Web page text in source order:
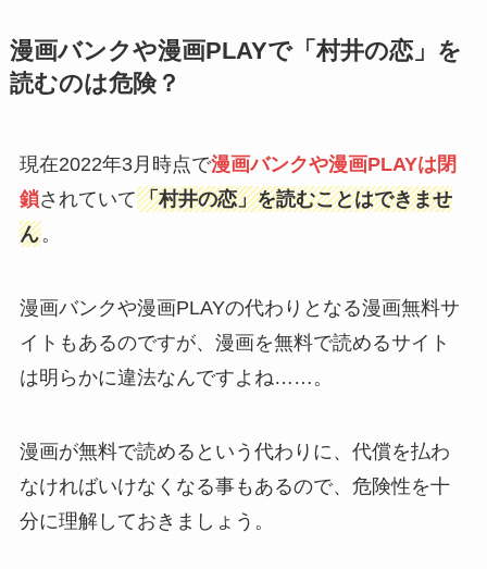
漫画バンクや漫画PLAYで「村井の恋」を
読むのは危険？
現在2022年3月時点で漫画バンクや漫画PLAYは閉
鎖されていて「村井の恋」を読むことはできませ
ん。
漫画バンクや漫画PLAYの代わりとなる漫画無料サ
イトもあるのですが、漫画を無料で読めるサイト
は明らかに違法なんですよね……。
漫画が無料で読めるという代わりに、代償を払わ
なければいけなくなる事もあるので、危険性を十
分に理解しておきましょう。